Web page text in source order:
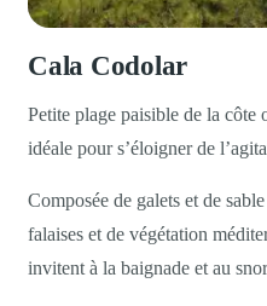
Cala Codolar
Petite plage paisible de la côte
idéale pour s’éloigner de
Composée de galets et de
falaises et de végétation
invitent à la baignade et au